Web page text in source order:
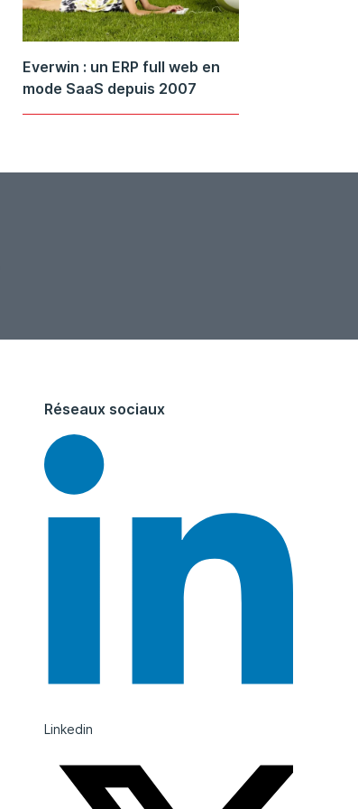
Everwin : un ERP full web en
mode SaaS depuis 2007
Réseaux sociaux
Linkedin